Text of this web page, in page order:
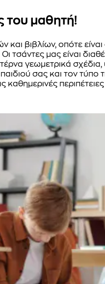
του μαθητή!
και βιβλίων, οπότε
μας είναι
γεωμετρικά σχέδια,
σας και τον τύπο